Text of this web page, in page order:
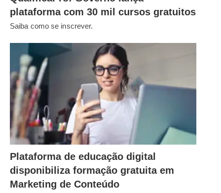
plataforma com 30 mil cursos gratuitos
Saiba como se inscrever.
Plataforma de educação digital
disponibiliza formação gratuita em
Marketing de Conteúdo